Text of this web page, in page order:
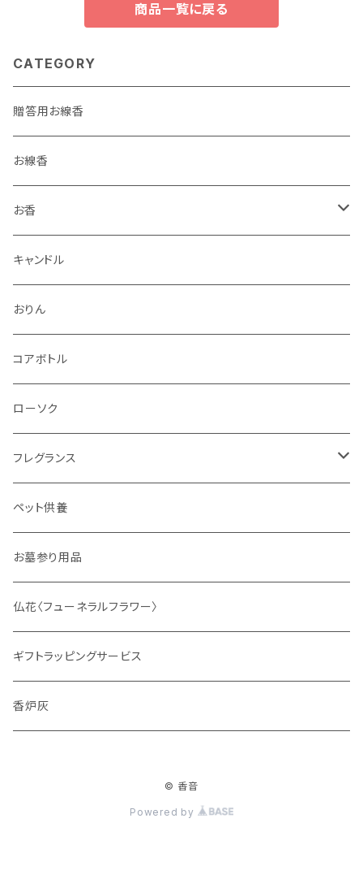
商品一覧に戻る
CATEGORY
贈答用お線香
お線香
お香
香立・香皿
キャンドル
おりん
コアボトル
ローソク
フレグランス
ディフューザー
サシェ
ペット供養
お墓参り用品
仏花〈フューネラルフラワー〉
ギフトラッピングサービス
香炉灰
© 香音
Powered by